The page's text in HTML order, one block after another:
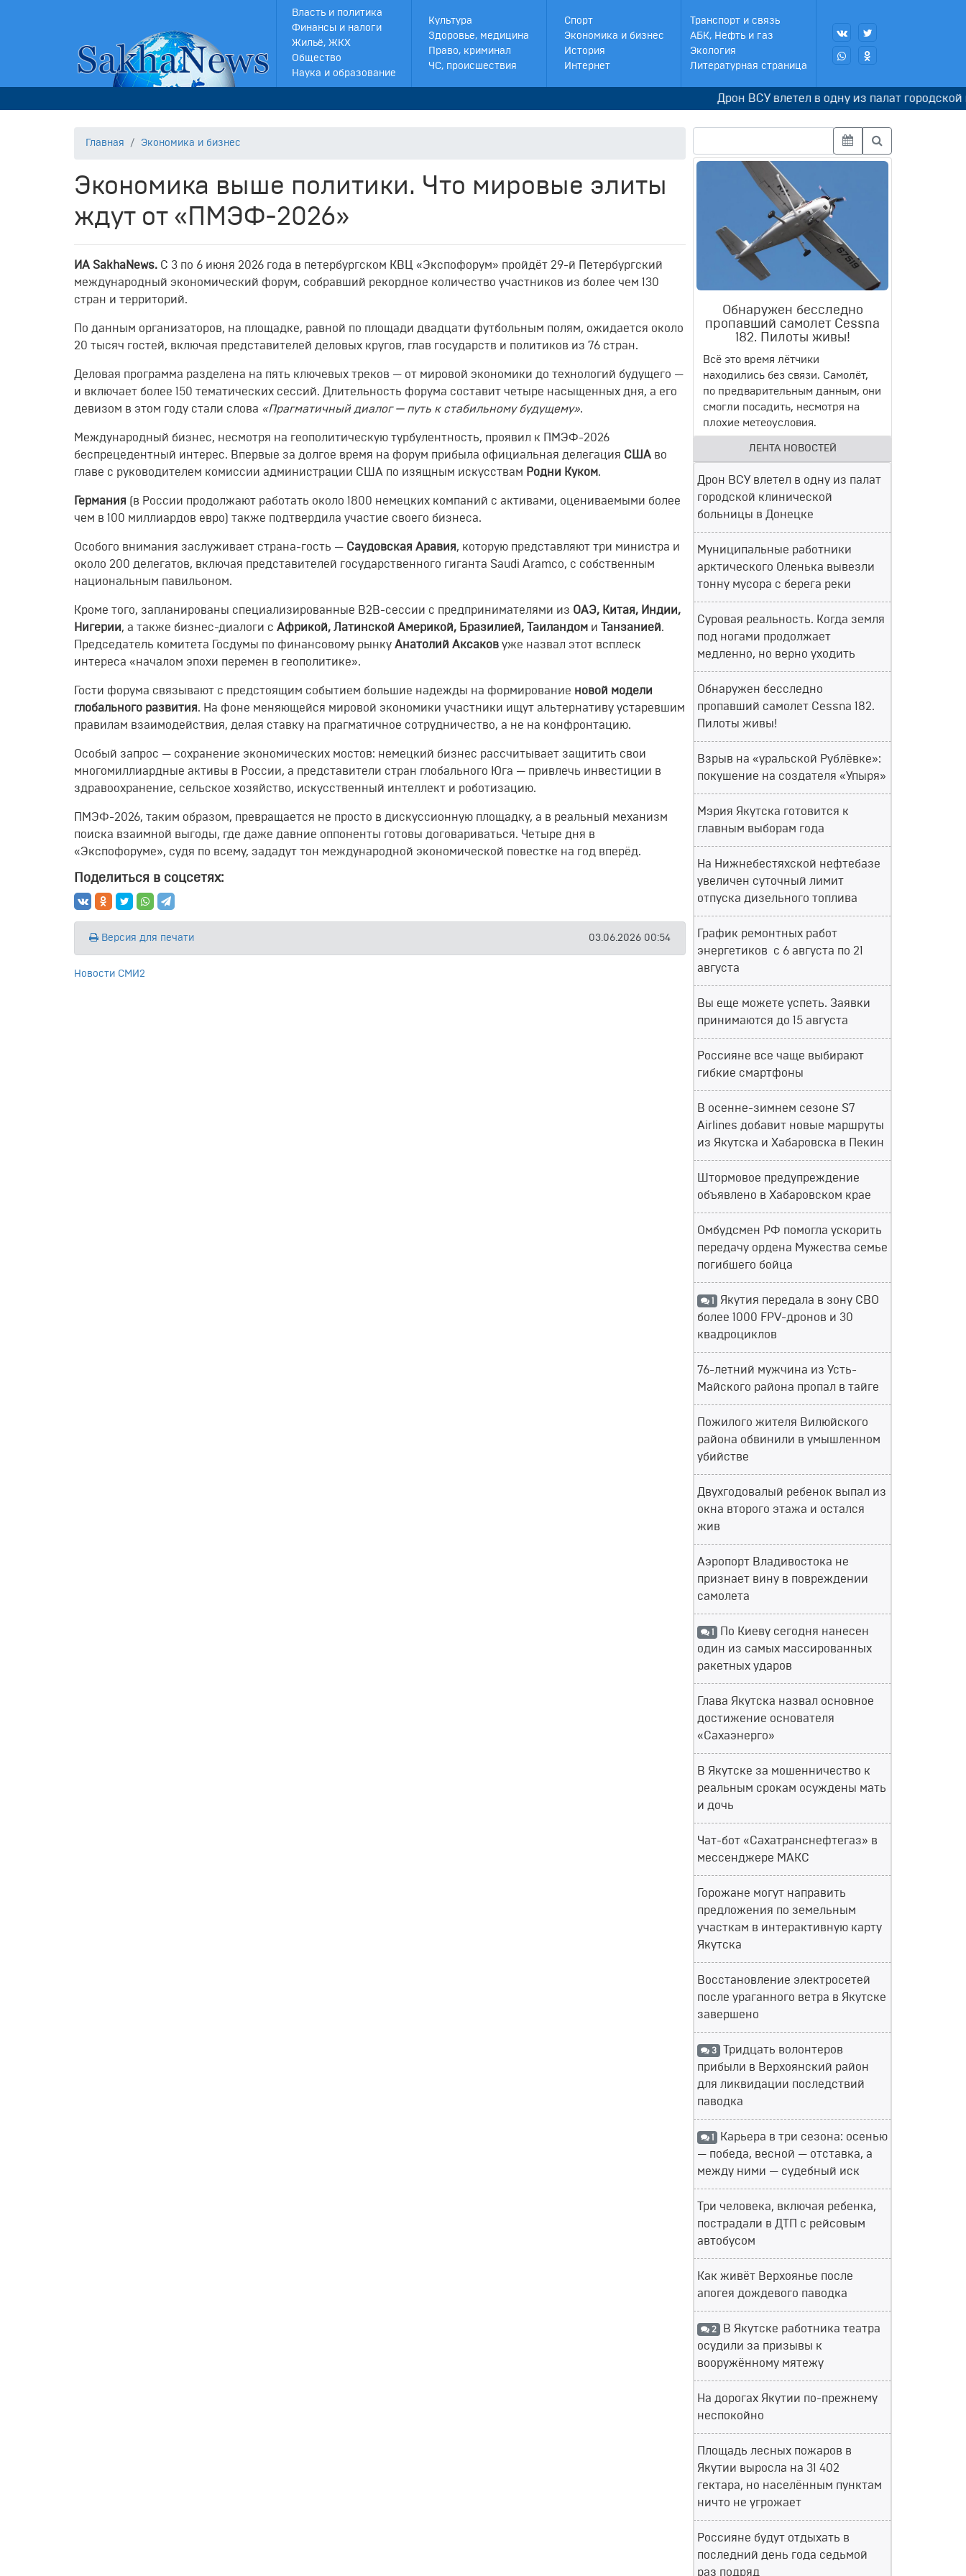
Власть и политика
Финансы и налоги
Жильё, ЖКХ
Общество
Наука и образование
Культура
Здоровье, медицина
Право, криминал
ЧС, происшествия
Спорт
Экономика и бизнес
История
Интернет
Транспорт и связь
АБК, Нефть и газ
Экология
Литературная страница
Дрон ВСУ влетел в одну из палат городской
Главная Экономика и бизнес
Экономика выше политики. Что мировые элиты
ждут от «ПМЭФ-2026»
ИА SakhaNews. С 3 по 6 июня 2026 года в петербургском КВЦ «Экспофорум» пройдёт 29-й Петербургский
международный экономический форум, собравший рекордное количество участников из более чем 130
стран и территорий.
По данным организаторов, на площадке, равной по площади двадцати футбольным полям, ожидается около
20 тысяч гостей, включая представителей деловых кругов, глав государств и политиков из 76 стран.
Деловая программа разделена на пять ключевых треков — от мировой экономики до технологий будущего —
и включает более 150 тематических сессий. Длительность форума составит четыре насыщенных дня, а его
девизом в этом году стали слова «Прагматичный диалог — путь к стабильному будущему».
Международный бизнес, несмотря на геополитическую турбулентность, проявил к ПМЭФ-2026
беспрецедентный интерес. Впервые за долгое время на форум прибыла официальная делегация США во
главе с руководителем комиссии администрации США по изящным искусствам Родни Куком.
Германия (в России продолжают работать около 1800 немецких компаний с активами, оцениваемыми более
чем в 100 миллиардов евро) также подтвердила участие своего бизнеса.
Особого внимания заслуживает страна-гость — Саудовская Аравия, которую представляют три министра и
около 200 делегатов, включая представителей государственного гиганта Saudi Aramco, с собственным
национальным павильоном.
Кроме того, запланированы специализированные B2B-сессии с предпринимателями из ОАЭ, Китая, Индии,
Нигерии, а также бизнес-диалоги с Африкой, Латинской Америкой, Бразилией, Таиландом и Танзанией.
Председатель комитета Госдумы по финансовому рынку Анатолий Аксаков уже назвал этот всплеск
интереса «началом эпохи перемен в геополитике».
Гости форума связывают с предстоящим событием большие надежды на формирование новой модели
глобального развития. На фоне меняющейся мировой экономики участники ищут альтернативу устаревшим
правилам взаимодействия, делая ставку на прагматичное сотрудничество, а не на конфронтацию.
Особый запрос — сохранение экономических мостов: немецкий бизнес рассчитывает защитить свои
многомиллиардные активы в России, а представители стран глобального Юга — привлечь инвестиции в
здравоохранение, сельское хозяйство, искусственный интеллект и роботизацию.
ПМЭФ-2026, таким образом, превращается не просто в дискуссионную площадку, а в реальный механизм
поиска взаимной выгоды, где даже давние оппоненты готовы договариваться. Четыре дня в
«Экспофоруме», судя по всему, зададут тон международной экономической повестке на год вперёд.
Поделиться в соцсетях:
Версия для печати 03.06.2026 00:54
Новости СМИ2
Обнаружен бесследно
пропавший самолет Cessna
182. Пилоты живы!
Всё это время лётчики
находились без связи. Самолёт,
по предварительным данным, они
смогли посадить, несмотря на
плохие метеоусловия.
ЛЕНТА НОВОСТЕЙ
Дрон ВСУ влетел в одну из палат
городской клинической
больницы в Донецке
Муниципальные работники
арктического Оленька вывезли
тонну мусора с берега реки
Суровая реальность. Когда земля
под ногами продолжает
медленно, но верно уходить
Обнаружен бесследно
пропавший самолет Cessna 182.
Пилоты живы!
Взрыв на «уральской Рублёвке»:
покушение на создателя «Упыря»
Мэрия Якутска готовится к
главным выборам года
На Нижнебестяхской нефтебазе
увеличен суточный лимит
отпуска дизельного топлива
График ремонтных работ
энергетиков с 6 августа по 21
августа
Вы еще можете успеть. Заявки
принимаются до 15 августа
Россияне все чаще выбирают
гибкие смартфоны
В осенне-зимнем сезоне S7
Airlines добавит новые маршруты
из Якутска и Хабаровска в Пекин
Штормовое предупреждение
объявлено в Хабаровском крае
Омбудсмен РФ помогла ускорить
передачу ордена Мужества семье
погибшего бойца
1 Якутия передала в зону СВО
более 1000 FPV-дронов и 30
квадроциклов
76-летний мужчина из Усть-
Майского района пропал в тайге
Пожилого жителя Вилюйского
района обвинили в умышленном
убийстве
Двухгодовалый ребенок выпал из
окна второго этажа и остался
жив
Аэропорт Владивостока не
признает вину в повреждении
самолета
1 По Киеву сегодня нанесен
один из самых массированных
ракетных ударов
Глава Якутска назвал основное
достижение основателя
«Сахаэнерго»
В Якутске за мошенничество к
реальным срокам осуждены мать
и дочь
Чат-бот «Сахатранснефтегаз» в
мессенджере МАКС
Горожане могут направить
предложения по земельным
участкам в интерактивную карту
Якутска
Восстановление электросетей
после ураганного ветра в Якутске
завершено
3 Тридцать волонтеров
прибыли в Верхоянский район
для ликвидации последствий
паводка
1 Карьера в три сезона: осенью
— победа, весной — отставка, а
между ними — судебный иск
Три человека, включая ребенка,
пострадали в ДТП с рейсовым
автобусом
Как живёт Верхоянье после
апогея дождевого паводка
2 В Якутске работника театра
осудили за призывы к
вооружённому мятежу
На дорогах Якутии по-прежнему
неспокойно
Площадь лесных пожаров в
Якутии выросла на 31 402
гектара, но населённым пунктам
ничто не угрожает
Россияне будут отдыхать в
последний день года седьмой
раз подряд